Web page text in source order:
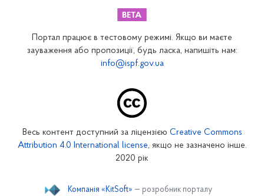
Закарпатське відділення
Запорізьке відділення
Кіровоградське відділення
Портал працює в тестовому режимі. Якщо ви маєте
зауваження або пропозиції, будь ласка, напишіть нам:
info@ispf.gov.ua
Весь контент доступний за ліцензією Creative Commons
Attribution 4.0 International license, якщо не зазначено інше.
2020 рік
Компанія «KitSoft» — розробник порталу